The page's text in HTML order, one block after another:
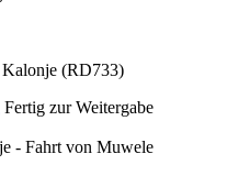
Fertig zur Weitergabe
- Fahrt von Muwele
(RD733)
Fertig zur Weitergabe